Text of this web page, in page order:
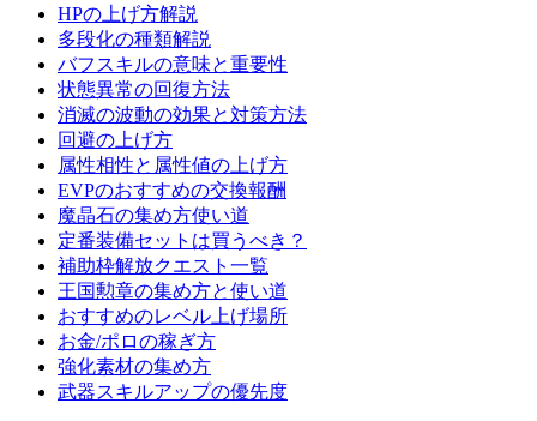
HPの上げ方解説
多段化の種類解説
バフスキルの意味と重要性
状態異常の回復方法
消滅の波動の効果と対策方法
回避の上げ方
属性相性と属性値の上げ方
EVPのおすすめの交換報酬
魔晶石の集め方使い道
定番装備セットは買うべき？
補助枠解放クエスト一覧
王国勲章の集め方と使い道
おすすめのレベル上げ場所
お金/ポロの稼ぎ方
強化素材の集め方
武器スキルアップの優先度